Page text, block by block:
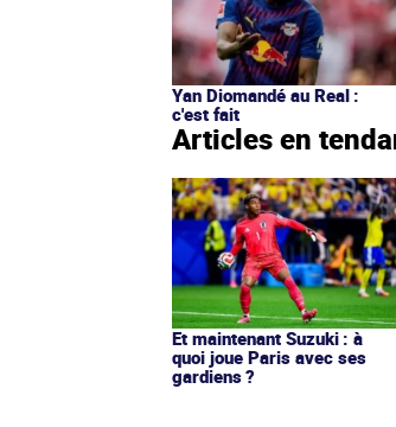
Yan Diomandé au Real :
c'est fait
Articles en
Et maintenant Suzuki : à
quoi joue Paris avec ses
gardiens ?